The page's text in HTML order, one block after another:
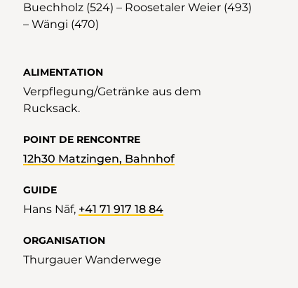
Buechholz (524) – Roosetaler Weier (493)
– Wängi (470)
ALIMENTATION
Verpflegung/Getränke aus dem
Rucksack.
POINT DE RENCONTRE
12h30 Matzingen, Bahnhof
GUIDE
Hans Näf, +41 71 917 18 84
ORGANISATION
Thurgauer Wanderwege